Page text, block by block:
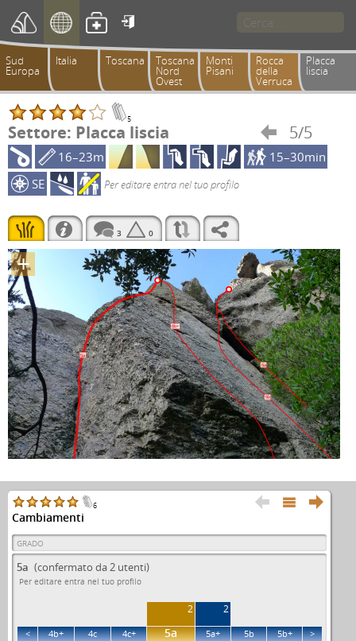

Sud
Europa
Italia Toscana Toscana
Nord
Ovest
Monti
Pisani
Rocca
della
Verruca
Placca
liscia
5
Settore: Placca liscia  5/5
16–23m
15–30min
SE
Per editare entra nel tuo profilo
3 0
+
5a
6b+
6b
6a
  
6
Cambiamenti
GRADO
5a (confermato da 2 utenti)
Per editare entra nel tuo profilo
2 2
< 4b+ 4c 4c+ 5a 5a+ 5b 5b+ >